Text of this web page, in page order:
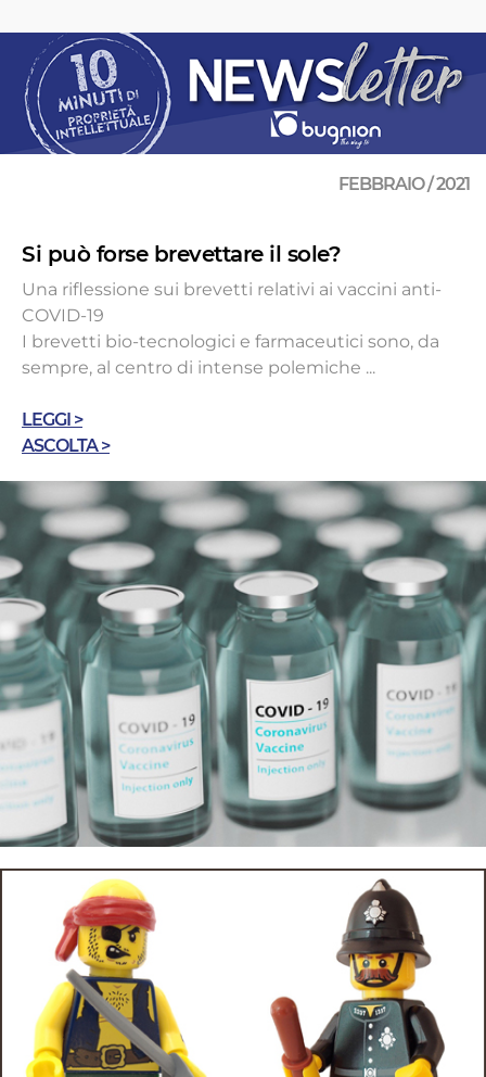
FEBBRAIO / 2021
Si può forse brevettare il sole?
Una riflessione sui brevetti relativi ai vaccini anti-
COVID-19
I brevetti bio-tecnologici e farmaceutici sono, da
sempre, al centro di intense polemiche ...
LEGGI >
ASCOLTA >